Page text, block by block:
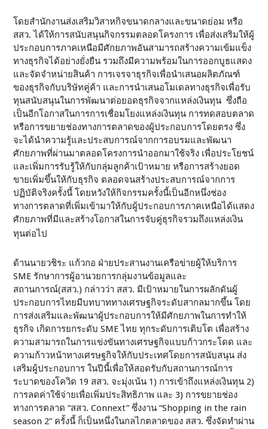
โดยสำนักงานส่งเสริมวิสาหกิจขนาดกลางและขนาดย่อม หรือ
สสว. ได้ให้การสนับสนุนกิจกรรมตลอดโครงการ เพื่อส่งเสริมให้ผู้
ประกอบการภาคเหนือมีศักยภาพอันสามารถสร้างความเข้มแข็ง
ทางธุรกิจได้อย่างยั่งยืน รวมถึงมีความพร้อมในการออกบูธแสดง
และจัดจำหน่ายสินค้า การเจรจาธุรกิจเพื่อนำเสนอผลิตภัณฑ์
ของธุรกิจกับบริษัทคู่ค้า และการนำเสนอโมเดลทางธุรกิจเพื่อรับ
ทุนสนับสนุนในการพัฒนาต่อยอดธุรกิจจากแหล่งเงินทุน ซึ่งถือ
เป็นอีกโอกาสในการการเชื่อมโยงแหล่งเงินทุน การทดสอบตลาด
หรือการขยายช่องทางการตลาดของผู้ประกอบการโดยตรง ซึ่ง
จะได้นำความรู้และประสบการณ์จากการอบรมและพัฒนา
ศักยภาพที่ผ่านมาตลอดโครงการนำออกมาใช้จริง เพื่อประโยชน์
และเพิ่มการรับรู้ให้กับกลุ่มลูกค้าเป้าหมาย หรือการสร้างยอด
ขายเพิ่มขึ้นให้กับธุรกิจ ตลอดจนสร้างประสบการณ์จากการ
ปฏิบัติจริงครั้งนี้ โดยหวังให้กิจกรรมครั้งนี้เป็นอีกหนึ่งช่อง
ทางการตลาดที่เพิ่มเข้ามาให้กับผู้ประกอบการภาคเหนือได้แสดง
ศักยภาพที่มีและสร้างโอกาสในการจับคู่ธุรกิจรวมถึงแหล่งเงิน
ทุนต่อไป
ด้านนายวชิระ แก้วกอ ฝ่ายประสานงานเครือข่ายผู้ให้บริการ
SME รักษาการผู้อานวยการกลุ่มงานข้อมูลและ
สถานการณ์(สสว.) กล่าวว่า สสว. มีเป้าหมายในการผลักดันผู้
ประกอบการไทยมีบทบาททางเศรษฐกิจระดับสากลมากขึ้น โดย
การส่งเสริมและพัฒนาผู้ประกอบการให้มีศักยภาพในการทำให้
ธุรกิจ เกิดการยกระดับ SME ไทย ทุกระดับการเติบโต เพื่อสร้าง
ความสามารถในการแข่งขันทางเศรษฐกิจแบบก้าวกระโดด และ
ความก้าวหน้าทางเศรษฐกิจให้กับประเทศโดยการสนับสนุน ส่ง
เสริมผู้ประกอบการ ในปีนี้เพื่อให้สอดรับกับสถานการณ์การ
ระบาดของโควิด 19 สสว. จะมุ่งเน้น 1) การเข้าถึงแหล่งเงินทุน 2)
การลดค่าใช้จ่ายเพื่อเพิ่มประสิทธิภาพ และ 3) การขยายช่อง
ทางการตลาด “สสว. Connext” ซึ่งงาน “Shopping in the rain
season 2” ครั้งนี้ ก็เป็นหนึ่งในกลไกตลาดของ สสว. ซึ่งจัดทำผ่าน